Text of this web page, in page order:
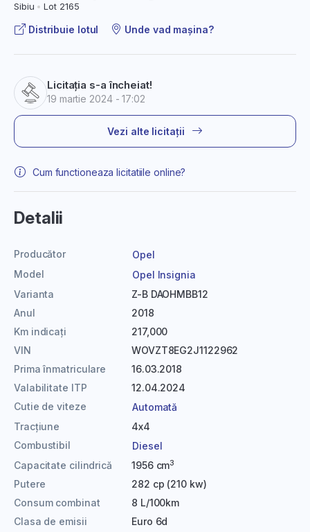
Sibiu Lot 2165
Distribuie lotul Unde vad mașina?
Licitația s-a încheiat!
19 martie 2024 - 17:02
Vezi alte licitații
Cum functioneaza licitatiile online?
Detalii
Producător
Opel
Model
Opel Insignia
Varianta
Z-B DAOHMBB12
Anul
2018
Km indicați
217,000
VIN
WOVZT8EG2J1122962
Prima înmatriculare
16.03.2018
Valabilitate ITP
12.04.2024
Cutie de viteze
Automată
Tracțiune
4x4
Combustibil
Diesel
Capacitate cilindrică
1956 cm3
Putere
282 cp (210 kw)
Consum combinat
8 L/100km
Clasa de emisii
Euro 6d